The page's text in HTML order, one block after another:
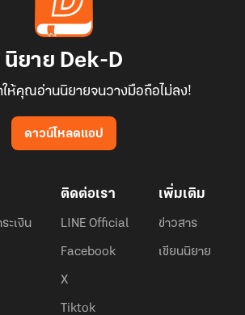
นิยาย Dek-D
ห้คุณอ่านนิยายจนวางมือถือไม่ลง!
ดาวน์โหลดแอป
ะเงิน
ติดต่อเรา
LINE Official
Facebook
X
Tiktok
เพิ่มเติม
ข่าวสาร
เขียนนิยาย